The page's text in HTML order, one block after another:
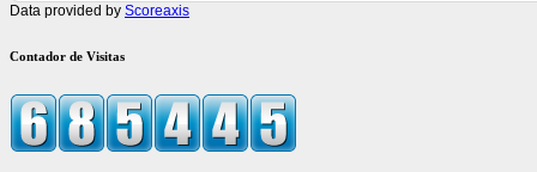
Data provided by Scoreaxis
Contador de Visitas